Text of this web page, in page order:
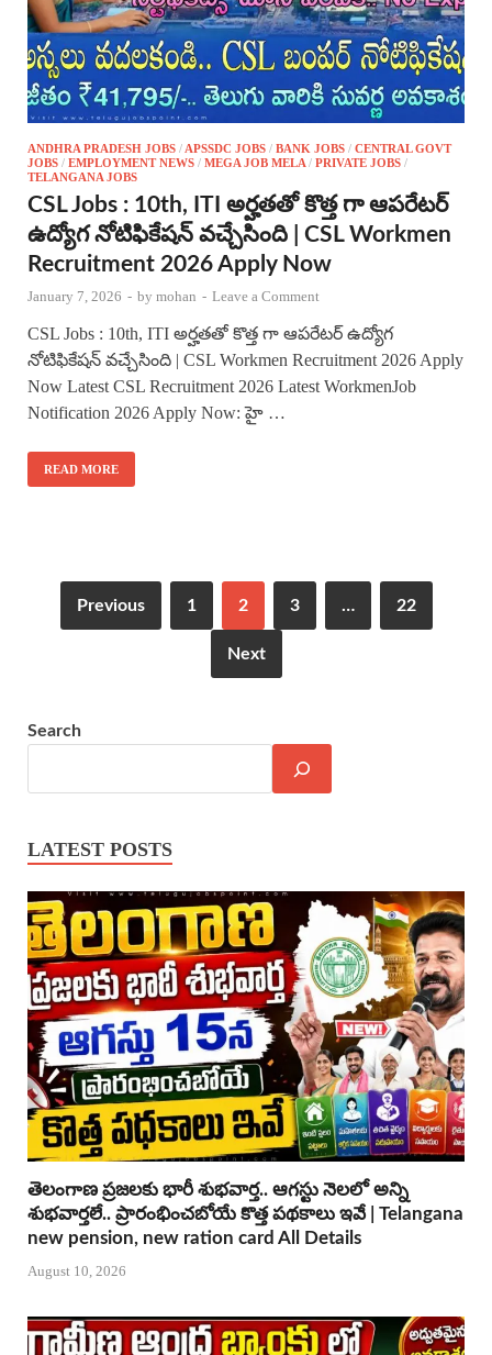
ANDHRA PRADESH JOBS / APSSDC JOBS / BANK JOBS / CENTRAL GOVT
JOBS / EMPLOYMENT NEWS / MEGA JOB MELA / PRIVATE JOBS /
TELANGANA JOBS
CSL Jobs : 10th, ITI అర్హతతో కొత్త గా ఆపరేటర్
ఉద్యోగ నోటిఫికేషన్ వచ్చేసింది | CSL Workmen
Recruitment 2026 Apply Now
January 7, 2026 - by mohan - Leave a Comment
CSL Jobs : 10th, ITI అర్హతతో కొత్త గా ఆపరేటర్ ఉద్యోగ
నోటిఫికేషన్ వచ్చేసింది | CSL Workmen Recruitment 2026 Apply
Now Latest CSL Recruitment 2026 Latest WorkmenJob
Notification 2026 Apply Now: హై …
READ MORE
Previous 1 2 3 … 22
Next
Search
LATEST POSTS
తెలంగాణ ప్రజలకు భారీ శుభవార్త.. ఆగస్టు నెలలో అన్ని
శుభవార్తలే.. ప్రారంభించబోయే కొత్త పథకాలు ఇవే | Telangana
new pension, new ration card All Details
August 10, 2026